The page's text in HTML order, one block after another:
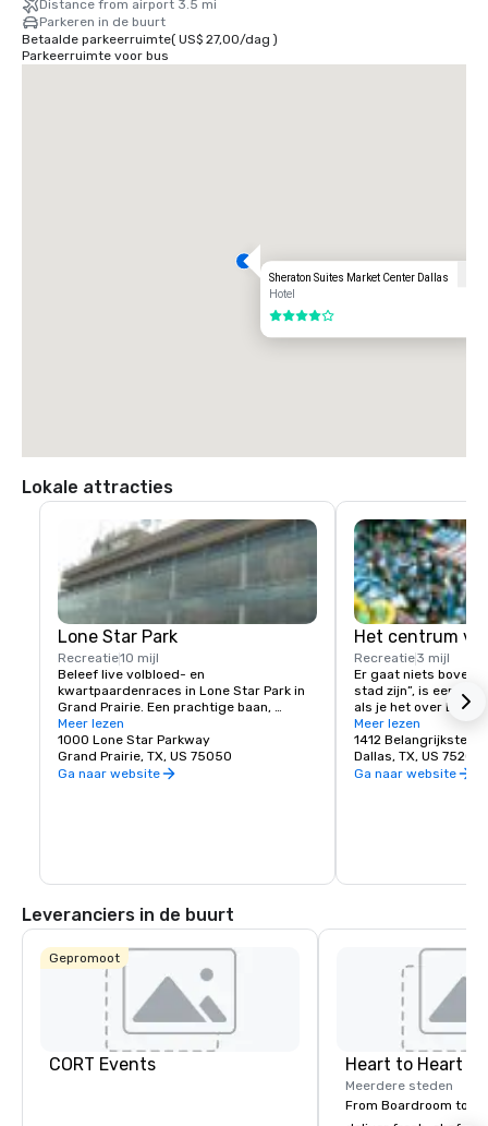
Distance from airport 3.5 mi
Parkeren in de buurt
Betaalde parkeerruimte( US$ 27,00/dag )
Parkeerruimte voor bus
Sheraton Suites Market Center Dallas
Hotel
4 van 5
Lokale attracties
Lone Star Park
Recreatie10 mijl
Beleef live volbloed- en
kwartpaardenraces in Lone Star Park in
Grand Prairie. Een prachtige baan,
clubhuis en uitkijkfaciliteiten zijn de
thuisbasis van de Breeders Cup 2004 en
andere race-evenementen gedurende
het hele jaar. Lone Star Park is 363
Meer lezen
1000 Lone Star Parkway
Grand Prairie, TX, US 75050
Ga naar website
Het centrum
Recreatie3 mijl
Er gaat niets boven
stad zijn”, is een
als je het over
Ongeëvenaarde
voorzieningen,
huurtarieven en
investeringen door
Meer lezen
1412 Belangrijkste
Dallas, TX, US 75202
Ga naar website
Leveranciers in de buurt
Gepromoot
CORT Events Heart to Heart
Meerdere steden
From Boardroom to